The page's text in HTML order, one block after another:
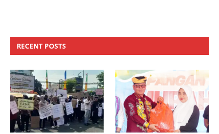
RECENT POSTS